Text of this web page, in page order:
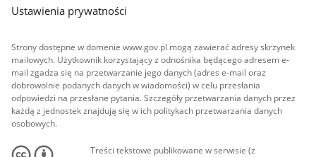
Ustawienia prywatności
Strony dostępne w domenie www.gov.pl mogą zawierać adresy skrzynek
mailowych. Użytkownik korzystający z odnośnika będącego adresem e-
mail zgadza się na przetwarzanie jego danych (adres e-mail oraz
dobrowolnie podanych danych w wiadomości) w celu przesłania
odpowiedzi na przesłane pytania. Szczegóły przetwarzania danych przez
każdą z jednostek znajdują się w ich politykach przetwarzania danych
osobowych.
Treści tekstowe publikowane w serwisie (z